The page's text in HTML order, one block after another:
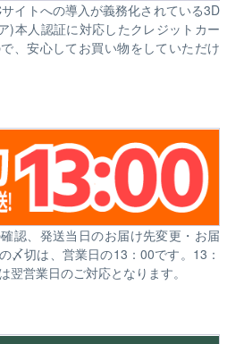
イトへの導入が義務化されている3D
)本人認証に対応したクレジットカー
、安心してお買い物をしていただけ
認、発送当日のお届け先変更・お届
〆切は、営業日の13：00です。13：
営業日のご対応となります。